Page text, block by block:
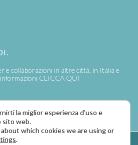
e collaborazioni in altre città, in Italia e
informazioni CLICCA QUI
la miglior esperienza d'uso e
sito web.
which cookies we are using or
.